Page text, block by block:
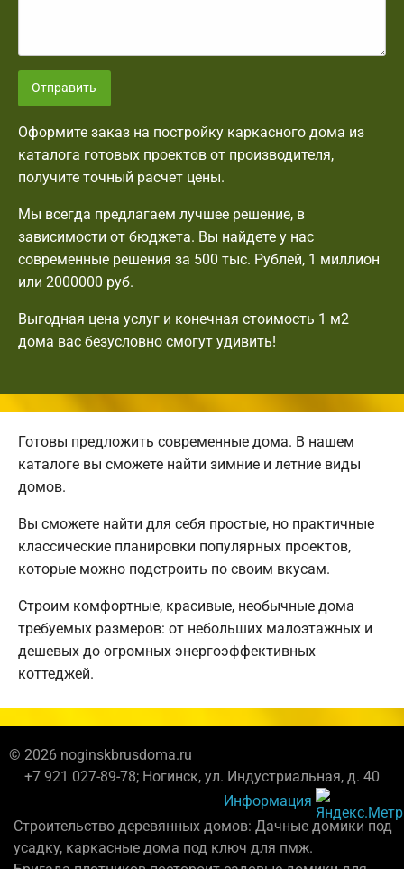
Отправить
Оформите заказ на постройку каркасного дома из
каталога готовых проектов от производителя,
получите точный расчет цены.
Мы всегда предлагаем лучшее решение, в
зависимости от бюджета. Вы найдете у нас
современные решения за 500 тыс. Рублей, 1 миллион
или 2000000 руб.
Выгодная цена услуг и конечная стоимость 1 м2
дома вас безусловно смогут удивить!
Готовы предложить современные дома. В нашем
каталоге вы сможете найти зимние и летние виды
домов.
Вы сможете найти для себя простые, но практичные
классические планировки популярных проектов,
которые можно подстроить по своим вкусам.
Строим комфортные, красивые, необычные дома
требуемых размеров: от небольших малоэтажных и
дешевых до огромных энергоэффективных
коттеджей.
© 2026 noginskbrusdoma.ru
+7 921 027-89-78; Ногинск, ул. Индустриальная, д. 40
Информация
Строительство деревянных домов: Дачные домики под
усадку, каркасные дома под ключ для пмж.